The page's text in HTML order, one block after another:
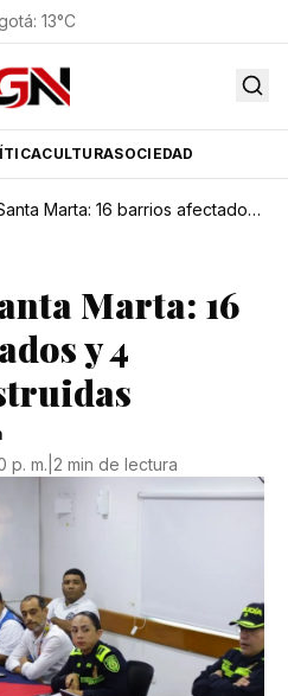
: 13°C
CULTURASOCIEDAD
LLuvias en Santa Marta: 16 barrios afectados y 4 viviendas destruidas
Marta: 16
y 4
p. m. 2 min de lectura